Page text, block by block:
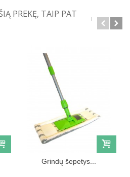
PREKĘ, TAIP PAT
Grindų šepetys...